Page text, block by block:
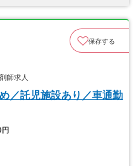
保存する
師求人
／託児施設あり／車通勤
円